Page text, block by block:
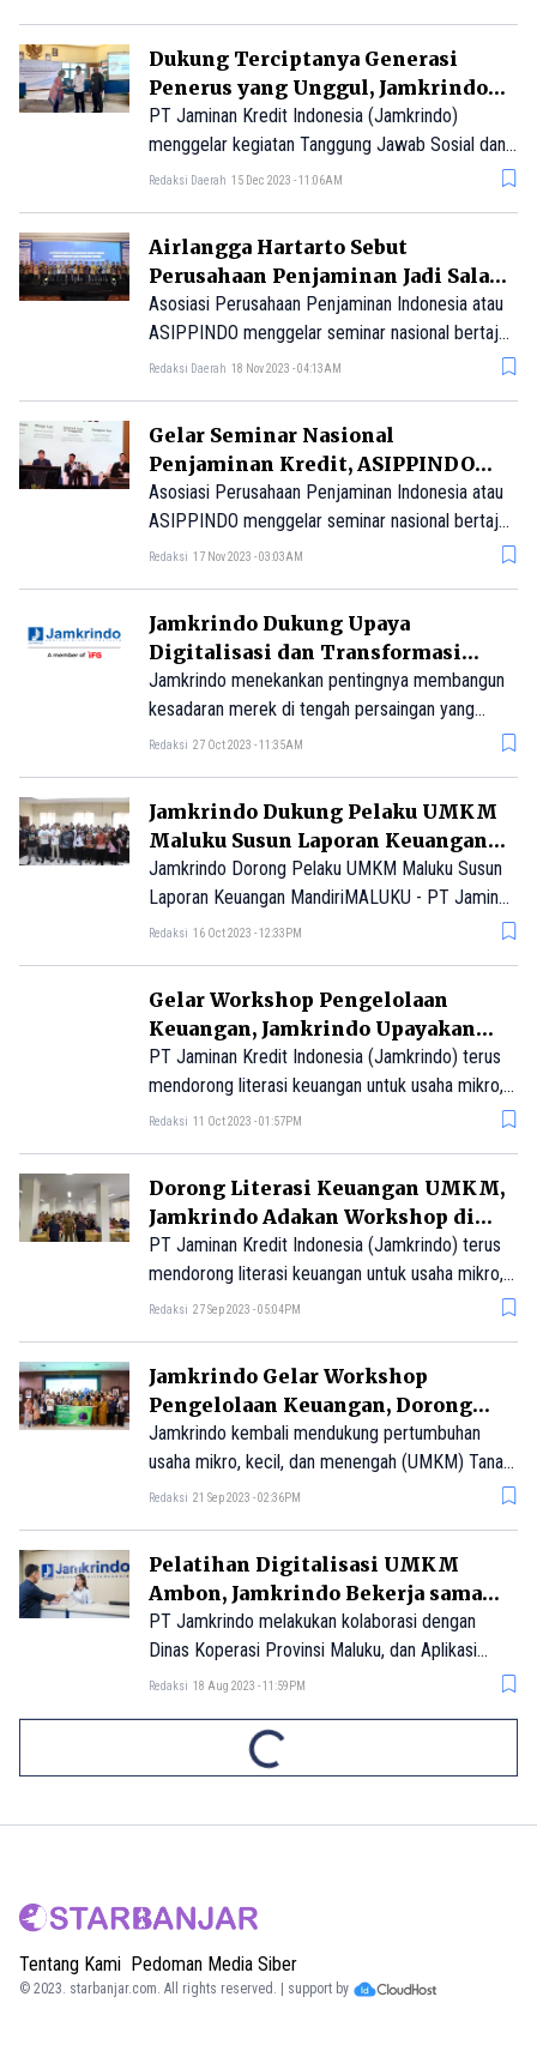
Dukung Terciptanya Generasi
Penerus yang Unggul, Jamkrindo
Gelar Pelatihan Guru dan Seminar
Parenting
PT Jaminan Kredit Indonesia (Jamkrindo)
menggelar kegiatan Tanggung Jawab Sosial dan
Lingkungan (TJSL) dengan tema "Pengembangan
Redaksi Daerah 15 Dec 2023 - 11:06AM
Airlangga Hartarto Sebut
Perusahaan Penjaminan Jadi Salah
Satu Pemeran Utama dalam
Pelaksanaan KUR Sejak Tahun 2007
Asosiasi Perusahaan Penjaminan Indonesia atau
ASIPPINDO menggelar seminar nasional bertajuk
‘Setengah Abad Penjaminan Kredit UMKM
Redaksi Daerah 18 Nov 2023 - 04:13AM
Gelar Seminar Nasional
Penjaminan Kredit, ASIPPINDO
Siap Maksimalkan Kontribusi
dalam Perekonomian
Asosiasi Perusahaan Penjaminan Indonesia atau
ASIPPINDO menggelar seminar nasional bertajuk
‘Setengah Abad Penjaminan Kredit UMKM
Redaksi 17 Nov 2023 - 03:03AM
Jamkrindo Dukung Upaya
Digitalisasi dan Transformasi
Bisnis UMKM Kediri
Jamkrindo menekankan pentingnya membangun
kesadaran merek di tengah persaingan yang
semakin ketat di era digital. Andi Ina Ariyanti,
perlu fokus pada penjualan dan harga, tetapi juga
harus menciptakan nilai bagi merek dan produk
mereka.
Redaksi 27 Oct 2023 - 11:35AM
Jamkrindo Dukung Pelaku UMKM
Maluku Susun Laporan Keuangan
Mandiri
Jamkrindo Dorong Pelaku UMKM Maluku Susun
Laporan Keuangan MandiriMALUKU - PT Jaminan
Kredit Indonesia (Jamkrindo) terus mendorong
Redaksi 16 Oct 2023 - 12:33PM
Gelar Workshop Pengelolaan
Keuangan, Jamkrindo Upayakan
Digitalisasi UMKM Indonesia
Timur
PT Jaminan Kredit Indonesia (Jamkrindo) terus
mendorong literasi keuangan untuk usaha mikro,
kecil, dan menengah (UMKM) di wilayah
Parepare, Sulawesi Selatan. Workshop bertajuk
“Mengelola Laporan Keuangan bagi UMKM dan
Sosialisasi Platform UMKM Layak” ini digelar di
Barugae Rujab Walikota Parepare, Lappade,
Ujung, Kota Parepare, Sulawesi Selatan, pada
Senin, 9 Oktober 2023.
Redaksi 11 Oct 2023 - 01:57PM
Dorong Literasi Keuangan UMKM,
Jamkrindo Adakan Workshop di
Palu
PT Jaminan Kredit Indonesia (Jamkrindo) terus
mendorong literasi keuangan untuk usaha mikro,
kecil, dan menengah (UMKM) di wilayah
Tengah.
Redaksi 27 Sep 2023 - 05:04PM
Jamkrindo Gelar Workshop
Pengelolaan Keuangan, Dorong
UMKM Naik Kelas
Jamkrindo kembali mendukung pertumbuhan
usaha mikro, kecil, dan menengah (UMKM) Tanah
Air dengan gelar workshop pengelolaan
Redaksi 21 Sep 2023 - 02:36PM
Pelatihan Digitalisasi UMKM
Ambon, Jamkrindo Bekerja sama
dengan Dinkop Maluku dan
Mitme.id
PT Jamkrindo melakukan kolaborasi dengan
Dinas Koperasi Provinsi Maluku, dan Aplikasi
Mitme.id dalam acara pelatihan peningkatan
14 Agustus 2023.
Redaksi 18 Aug 2023 - 11:59PM
Tentang Kami Pedoman Media Siber
© 2023. starbanjar.com. All rights reserved. | support by